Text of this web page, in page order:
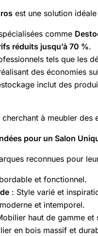
est une solution
comme
réduits jusqu’à 70 %.
tels que les
des économies
inclut des
cherchant à meubler
pour un Salon
reconnues pour
et fonctionnel.
: Style varié et
et intemporel.
haut de gamme et
en bois massif et